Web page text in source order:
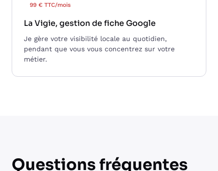
99 € TTC/mois
La Vigie, gestion de fiche Google
Je gère votre visibilité locale au quotidien,
pendant que vous vous concentrez sur votre
métier.
Questions fréquentes